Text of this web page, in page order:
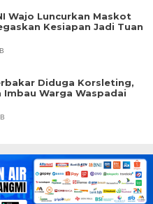
Wajo Luncurkan Maskot
Kesiapan Jadi Tuan
Diduga Korsleting,
Imbau Warga Waspadai